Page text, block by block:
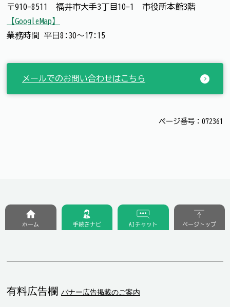
〒910-8511 福井市大手3丁目10-1 市役所本館3階
【GoogleMap】
業務時間 平日8:30～17:15
メールでのお問い合わせはこちら
ページ番号：072361
有料広告欄 バナー広告掲載のご案内
ホーム 手続きナビ AIチャット ページトップ